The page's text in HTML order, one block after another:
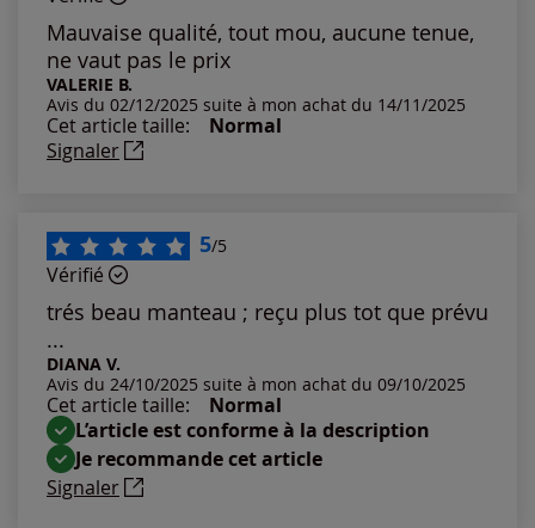
Les plus anciens
Notes les plus élevées
Notes les plus basses
Mauvaise qualité, tout mou, aucune tenue,
ne vaut pas le prix
VALERIE B.
Avis du 02/12/2025 suite à mon achat du 14/11/2025
Cet article taille:
Normal
Signaler
5/5
Vérifié
trés beau manteau ; reçu plus tot que prévu
...
DIANA V.
Avis du 24/10/2025 suite à mon achat du 09/10/2025
Cet article taille:
Normal
L’article est conforme à la description
Je recommande cet article
Signaler